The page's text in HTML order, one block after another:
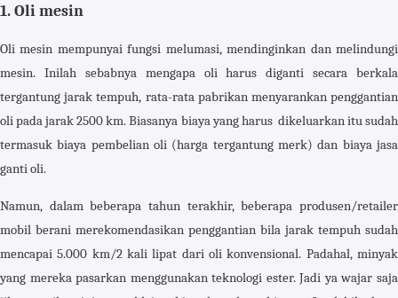
1. Oli mesin
Oli mesin mempunyai fungsi melumasi, mendinginkan dan melindungi
mesin. Inilah sebabnya mengapa oli harus diganti secara berkala
tergantung jarak tempuh, rata-rata pabrikan menyarankan penggantian
oli pada jarak 2500 km. Biasanya biaya yang harus dikeluarkan itu sudah
termasuk biaya pembelian oli (harga tergantung merk) dan biaya jasa
ganti oli.
Namun, dalam beberapa tahun terakhir, beberapa produsen/retailer
mobil berani merekomendasikan penggantian bila jarak tempuh sudah
mencapai 5.000 km/2 kali lipat dari oli konvensional. Padahal, minyak
yang mereka pasarkan menggunakan teknologi ester. Jadi ya wajar saja